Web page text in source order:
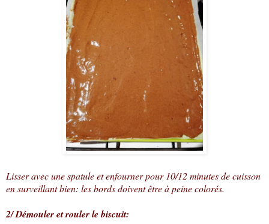
Lisser avec une spatule et enfourner pour 10/12 minutes de cuisson
en surveillant bien: les bords doivent être à peine colorés.
2/ Démouler et rouler le biscuit: